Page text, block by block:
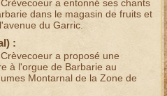
a entonné ses chants
dans le magasin de fruits et
du Garric.
) :
a proposé une
à l'orgue de Barbarieau
Montarnal de la Zone de